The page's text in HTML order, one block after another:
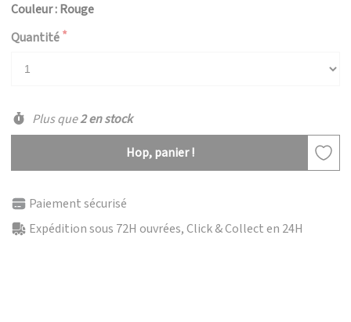
Couleur : Rouge
Quantité
Plus que2 en stock
Hop, panier !
Paiement sécurisé
Expédition sous 72H ouvrées, Click & Collect en 24H